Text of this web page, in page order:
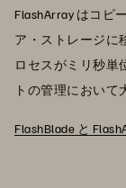
FlashArray はコピ
ア・ストレージに
ロセスがミリ秒単
トの管理において
FlashBlade と